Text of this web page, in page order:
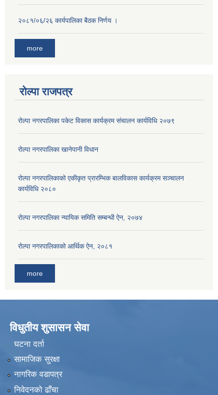
२०८१/०६/२६ कार्यपालिका बैठक निर्णय ।
more
रोल्पा राजपत्र
रोल्पा नगरपालिका पकेट विकास कार्यक्रम संचालन कार्यविधि २०७९
रोल्पा नगरपालिका खानेपानी विधान
रोल्पा नगरपालिकाको एकीकृत प्रारम्भिक बालविकास कार्यक्रम सञ्चालन
कार्यविधि २०८०
रोल्पा नगरपालिका न्यायिक समिति सम्बन्धी ऐन, २०७४
रोल्पा नगरपालिकाको आर्थिक ऐन, २०८१
more
विधुतीय शुसासन सेवा
घटना दर्ता
सामाजिक सुरक्षा
नागरिक वडापत्र
निवेदनको ढाँचा